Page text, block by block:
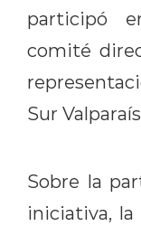
participó
comité
Sur
Sobre la
iniciativa, la